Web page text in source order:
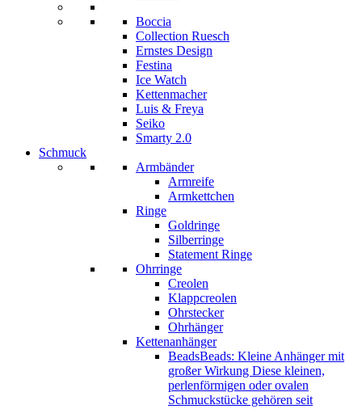
Boccia
Collection Ruesch
Ernstes Design
Festina
Ice Watch
Kettenmacher
Luis & Freya
Seiko
Smarty 2.0
Schmuck
Armbänder
Armreife
Armkettchen
Ringe
Goldringe
Silberringe
Statement Ringe
Ohrringe
Creolen
Klappcreolen
Ohrstecker
Ohrhänger
Kettenanhänger
BeadsBeads: Kleine Anhänger mit
großer Wirkung Diese kleinen,
perlenförmigen oder ovalen
Schmuckstücke gehören seit